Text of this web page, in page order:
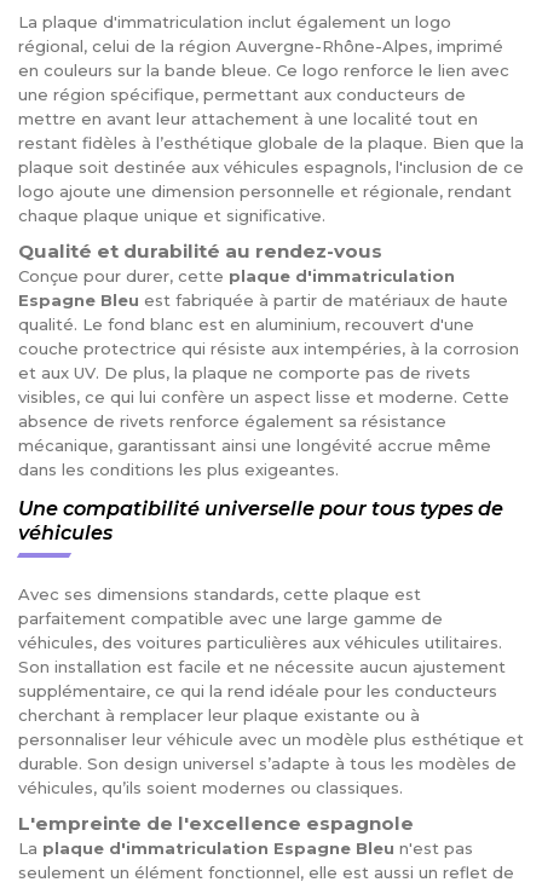
La plaque d'immatriculation inclut également un logo
régional, celui de la région Auvergne-Rhône-Alpes, imprimé
en couleurs sur la bande bleue. Ce logo renforce le lien avec
une région spécifique, permettant aux conducteurs de
mettre en avant leur attachement à une localité tout en
restant fidèles à l’esthétique globale de la plaque. Bien que la
plaque soit destinée aux véhicules espagnols, l'inclusion de ce
logo ajoute une dimension personnelle et régionale, rendant
chaque plaque unique et significative.
Qualité et durabilité au rendez-vous
Conçue pour durer, cette plaque d'immatriculation
Espagne Bleu est fabriquée à partir de matériaux de haute
qualité. Le fond blanc est en aluminium, recouvert d'une
couche protectrice qui résiste aux intempéries, à la corrosion
et aux UV. De plus, la plaque ne comporte pas de rivets
visibles, ce qui lui confère un aspect lisse et moderne. Cette
absence de rivets renforce également sa résistance
mécanique, garantissant ainsi une longévité accrue même
dans les conditions les plus exigeantes.
Une compatibilité universelle pour tous types de
véhicules
Avec ses dimensions standards, cette plaque est
parfaitement compatible avec une large gamme de
véhicules, des voitures particulières aux véhicules utilitaires.
Son installation est facile et ne nécessite aucun ajustement
supplémentaire, ce qui la rend idéale pour les conducteurs
cherchant à remplacer leur plaque existante ou à
personnaliser leur véhicule avec un modèle plus esthétique et
durable. Son design universel s’adapte à tous les modèles de
véhicules, qu’ils soient modernes ou classiques.
L'empreinte de l'excellence espagnole
La plaque d'immatriculation Espagne Bleu n'est pas
seulement un élément fonctionnel, elle est aussi un reflet de